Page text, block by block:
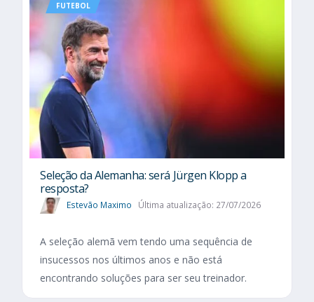
FUTEBOL
Seleção da Alemanha: será Jürgen Klopp a
resposta?
Estevão Maximo Última atualização: 27/07/2026
A seleção alemã vem tendo uma sequência de
insucessos nos últimos anos e não está
encontrando soluções para ser seu treinador.